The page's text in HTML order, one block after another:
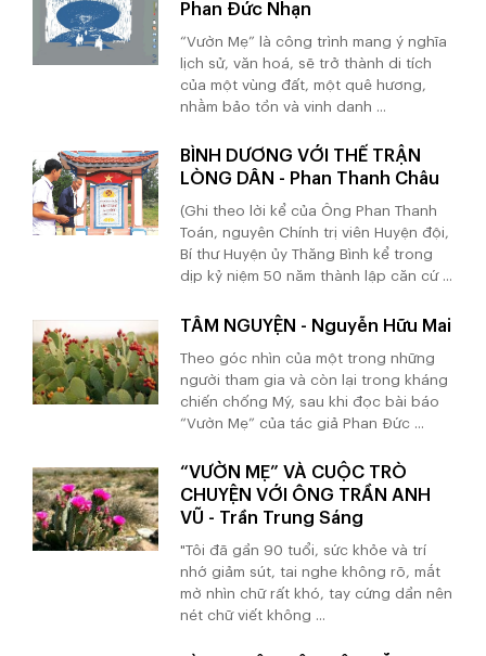
Phan Đức Nhạn
“Vườn Mẹ” là công trình mang ý nghĩa
lịch sử, văn hoá, sẽ trở thành di tích
của một vùng đất, một quê hương,
nhằm bảo tồn và vinh danh ...
BÌNH DƯƠNG VỚI THẾ TRẬN
LÒNG DÂN - Phan Thanh Châu
(Ghi theo lời kể của Ông Phan Thanh
Toán, nguyên Chính trị viên Huyện đội,
Bí thư Huyện ủy Thăng Bình kể trong
dịp kỷ niệm 50 năm thành lập căn cứ ...
TÂM NGUYỆN - Nguyễn Hữu Mai
Theo góc nhìn của một trong những
người tham gia và còn lại trong kháng
chiến chống Mỹ, sau khi đọc bài báo
“Vườn Mẹ” của tác giả Phan Đức ...
“VƯỜN MẸ” VÀ CUỘC TRÒ
CHUYỆN VỚI ÔNG TRẦN ANH
VŨ - Trần Trung Sáng
"Tôi đã gần 90 tuổi, sức khỏe và trí
nhớ giảm sút, tai nghe không rõ, mắt
mờ nhìn chữ rất khó, tay cứng dần nên
nét chữ viết không ...